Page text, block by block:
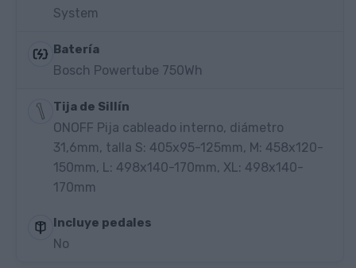
System
Batería
Bosch Powertube 750Wh
Tija de Sillín
ONOFF Pija cableado interno, diámetro
31,6mm, talla S: 405x95-125mm, M: 458x120-
150mm, L: 498x140-170mm, XL: 498x140-
170mm
Incluye pedales
No